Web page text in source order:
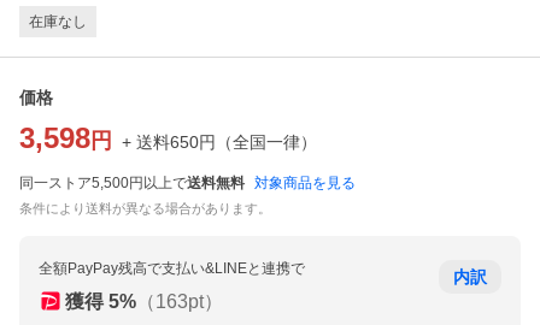
在庫なし
価格
3,598 円 + 送料650円 （全国一律）
同一ストア5,500円以上で送料無料 対象商品を見る
条件により送料が異なる場合があります。
全額PayPay残高で支払い&LINEと連携で
獲得 5% （163pt）
内訳